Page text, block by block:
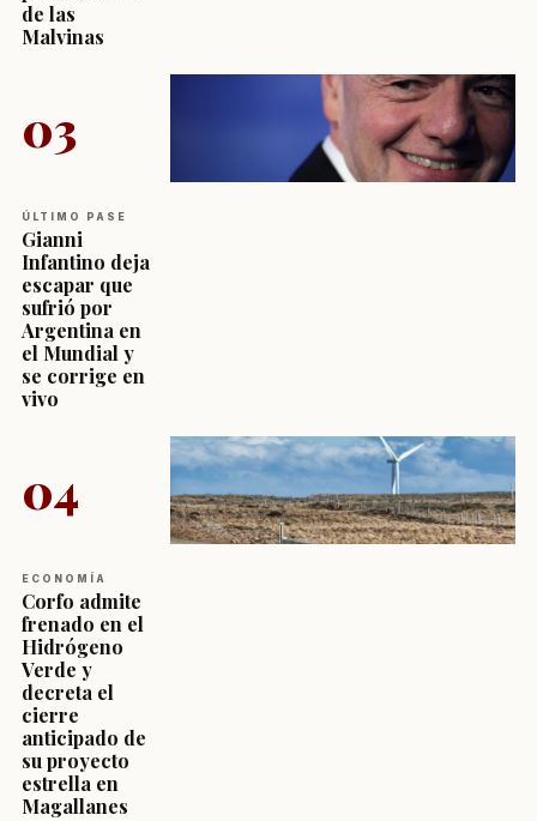
de las
Malvinas
03
ÚLTIMO PASE
Gianni
Infantino deja
escapar que
sufrió por
Argentina en
el Mundial y
se corrige en
vivo
04
ECONOMÍA
Corfo admite
frenado en el
Hidrógeno
Verde y
decreta el
cierre
anticipado de
su proyecto
estrella en
Magallanes